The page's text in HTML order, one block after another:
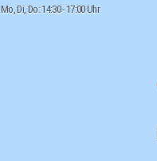
Mo, Di, Do: 14:30 - 17:00 Uhr